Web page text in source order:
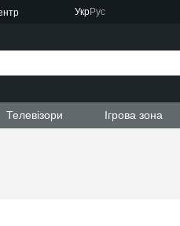
УкрРус
Телевізори Ігрова зона